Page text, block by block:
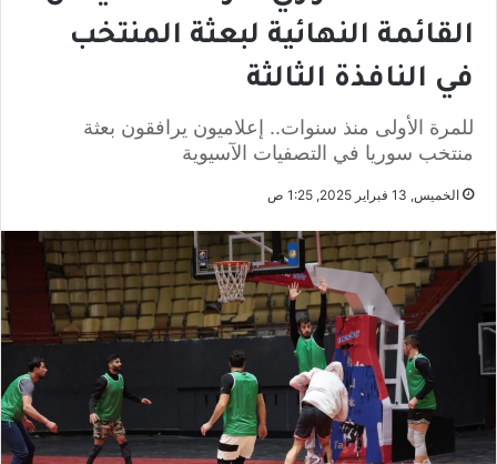
القائمة النهائية لبعثة المنتخب
في النافذة الثالثة
للمرة الأولى منذ سنوات.. إعلاميون يرافقون بعثة
منتخب سوريا في التصفيات الآسيوية
الخميس, 13 فبراير 2025, 1:25 ص